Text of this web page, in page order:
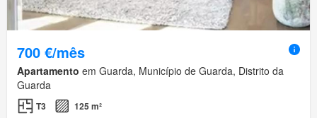
700 €/mês
Apartamento em Guarda, Município de Guarda, Distrito da
Guarda
T3
125 m²